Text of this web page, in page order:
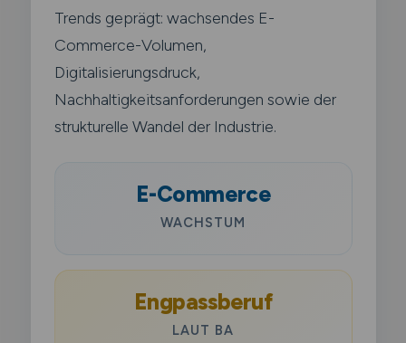
Trends geprägt: wachsendes E-
Commerce-Volumen,
Digitalisierungsdruck,
Nachhaltigkeitsanforderungen sowie der
strukturelle Wandel der Industrie.
E-Commerce
WACHSTUM
Engpassberuf
LAUT BA